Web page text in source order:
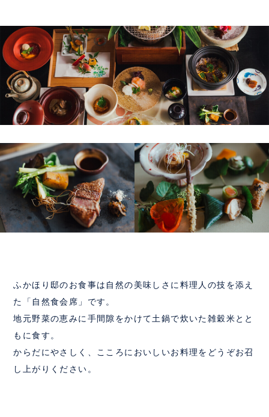
ふかほり邸のお食事は自然の美味しさに料理人の技を添え
た「自然食会席」です。
地元野菜の恵みに手間隙をかけて土鍋で炊いた雑穀米とと
もに食す。
からだにやさしく、こころにおいしいお料理をどうぞお召
し上がりください。